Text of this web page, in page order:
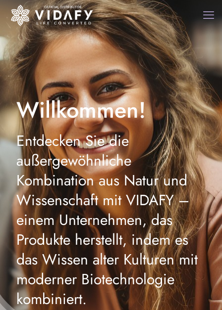
Willkommen!
Entdecken Sie die
außergewöhnliche
Kombination aus Natur und
Wissenschaft mit VIDAFY –
einem Unternehmen, das
Produkte herstellt, indem es
das Wissen alter Kulturen mit
moderner Biotechnologie
kombiniert.